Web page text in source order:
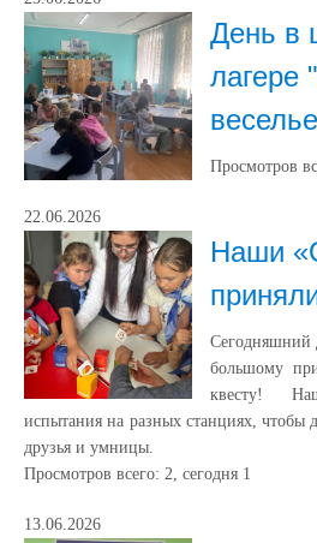
День в
лагере
Просмотров
22.06.2026
Наши
Сегодняшний
большому
квесту!
испытания на разных станциях, чтобы
друзья и умницы.
Просмотров всего: 2, сегодня 1
13.06.2026